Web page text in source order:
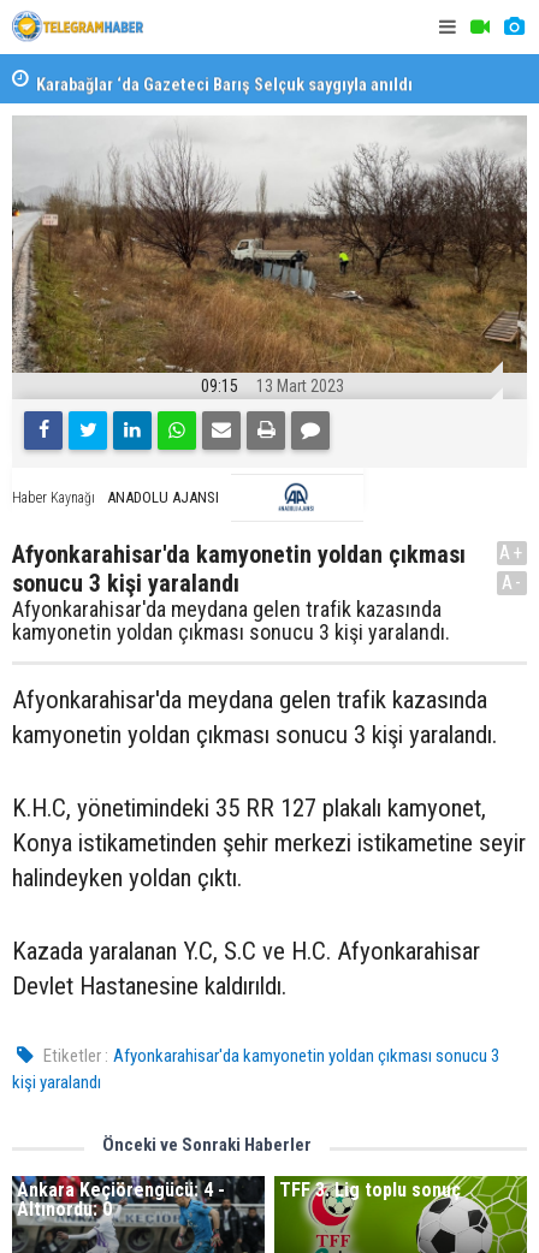
Karabağlar ‘da Gazeteci Barış Selçuk saygıyla anıldı
09:15 13 Mart 2023
Haber Kaynağı ANADOLU AJANSI
Afyonkarahisar'da kamyonetin yoldan çıkması
sonucu 3 kişi yaralandı
Afyonkarahisar'da meydana gelen trafik kazasında
kamyonetin yoldan çıkması sonucu 3 kişi yaralandı.
A+
A-
Afyonkarahisar'da meydana gelen trafik kazasında
kamyonetin yoldan çıkması sonucu 3 kişi yaralandı.
K.H.C, yönetimindeki 35 RR 127 plakalı kamyonet,
Konya istikametinden şehir merkezi istikametine seyir
halindeyken yoldan çıktı.
Kazada yaralanan Y.C, S.C ve H.C. Afyonkarahisar
Devlet Hastanesine kaldırıldı.
Etiketler : Afyonkarahisar'da kamyonetin yoldan çıkması sonucu 3
kişi yaralandı
Önceki ve Sonraki Haberler
Ankara Keçiörengücü: 4 -
Altınordu: 0
TFF 3. Lig toplu sonuç